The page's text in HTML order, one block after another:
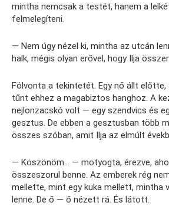
mintha nemcsak a testét, hanem a
felmelegíteni.
— Nem úgy nézel ki, mintha az utcán
halk, mégis olyan erővel, hogy Ilja
Fölvonta a tekintetét. Egy nő állt előtte,
tűnt ehhez a magabiztos hanghoz. A
nejlonzacskó volt — egy szendvics és
gesztus. De ebben a gesztusban több
összes szóban, amit Ilja az elmúlt
— Köszönöm… — motyogta, érezve,
összeszorul benne. Az emberek rég
mellette, mint egy kuka mellett, mintha
lenne. De ő — ő nézett rá. És látott.